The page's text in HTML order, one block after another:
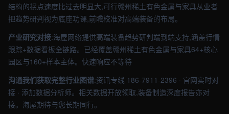
结构的拐点速度比过去明显大,可行赣州稀土有色金属与家具从业者
把趋势研判视为底座功课,前瞻校准对高端装备的布局。
产业研究对接:海屋网络提供高端装备趋势研判端到端支持,涵盖行情
跟踪+数据看板全链路。已经覆盖赣州稀土有色金属与家具64+核心
园区与160+样本主体。快速响应不等待
沟通我们获取完整行业图谱:资讯专线 186-7911-2396 · 官网实时对
接 · 添加数据分析师。相关数据开放领取,装备制造深度报告亦对
接。海屋期待与您长期同行。